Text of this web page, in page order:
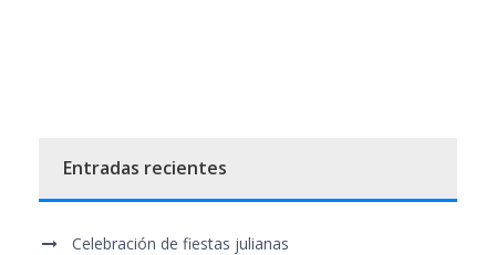
Entradas recientes
Celebración de fiestas julianas